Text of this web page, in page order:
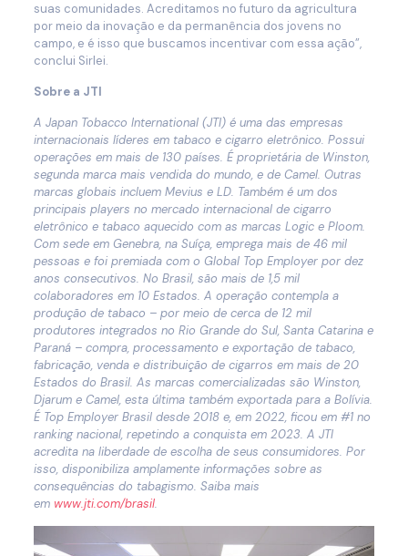
suas comunidades. Acreditamos no futuro da agricultura
por meio da inovação e da permanência dos jovens no
campo, e é isso que buscamos incentivar com essa ação”,
conclui Sirlei.
Sobre a JTI
A Japan Tobacco International (JTI) é uma das empresas
internacionais líderes em tabaco e cigarro eletrônico. Possui
operações em mais de 130 países. É proprietária de Winston,
segunda marca mais vendida do mundo, e de Camel. Outras
marcas globais incluem Mevius e LD. Também é um dos
principais players no mercado internacional de cigarro
eletrônico e tabaco aquecido com as marcas Logic e Ploom.
Com sede em Genebra, na Suíça, emprega mais de 46 mil
pessoas e foi premiada com o Global Top Employer por dez
anos consecutivos. No Brasil, são mais de 1,5 mil
colaboradores em 10 Estados. A operação contempla a
produção de tabaco – por meio de cerca de 12 mil
produtores integrados no Rio Grande do Sul, Santa Catarina e
Paraná – compra, processamento e exportação de tabaco,
fabricação, venda e distribuição de cigarros em mais de 20
Estados do Brasil. As marcas comercializadas são Winston,
Djarum e Camel, esta última também exportada para a Bolívia.
É Top Employer Brasil desde 2018 e, em 2022, ficou em #1 no
ranking nacional, repetindo a conquista em 2023. A JTI
acredita na liberdade de escolha de seus consumidores. Por
isso, disponibiliza amplamente informações sobre as
consequências do tabagismo. Saiba mais
em www.jti.com/brasil.